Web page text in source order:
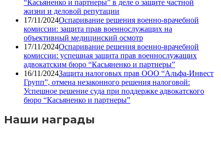
“Касьяненко и партнеры” в деле о защите частной
жизни и деловой репутации
17/11/2024Оспаривание решения военно-врачебной
комиссии: защита прав военнослужащих на
объективный медицинский осмотр
17/11/2024Оспаривание решения военно-врачебной
комиссии: успешная защита прав военнослужащих
адвокатским бюро “Касьяненко и партнеры”
16/11/2024Защита налоговых прав ООО “Альфа-Инвест
Групп”, отмена незаконного решения налоговой:
Успешное решение суда при поддержке адвокатского
бюро “Касьяненко и партнеры”
Наши награды